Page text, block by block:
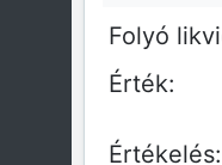
Folyó